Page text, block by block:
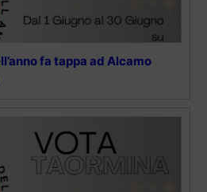
fa tappa ad Alcamo